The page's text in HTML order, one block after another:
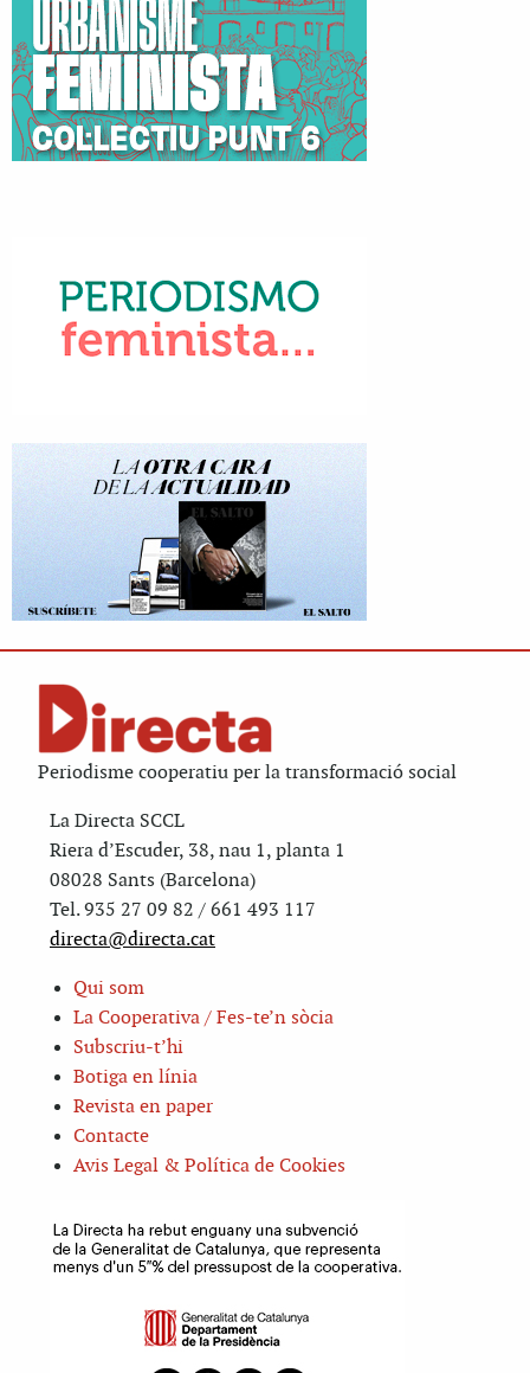
Periodisme cooperatiu per la transformació social
La Directa SCCL
Riera d’Escuder, 38, nau 1, planta 1
08028 Sants (Barcelona)
Tel. 935 27 09 82 / 661 493 117
directa@directa.cat
Qui som
La Cooperativa / Fes-te’n sòcia
Subscriu-t’hi
Botiga en línia
Revista en paper
Contacte
Avis Legal & Política de Cookies